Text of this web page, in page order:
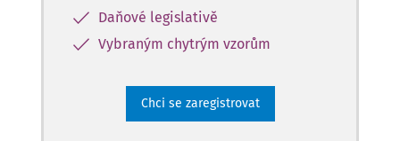
Daňové legislativě
Vybraným chytrým vzorům
Chci se zaregistrovat